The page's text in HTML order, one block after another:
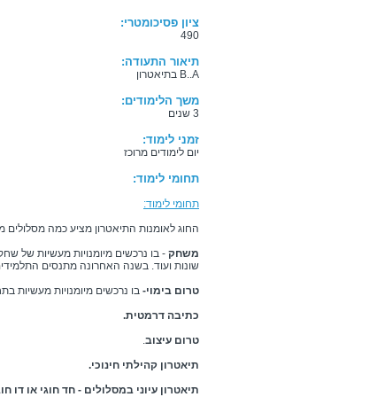
ציון פסיכומטרי:
490
תיאור התעודה:
B..A בתיאטרון
משך הלימודים:
3 שנים
זמני לימוד:
יום לימודים מרוכז
תחומי לימוד:
תחומי לימוד:
החוג לאומנות התיאטרון מציע כמה מסלולים
משחק - בו נרכשים מיומנויות מעשיות של
שונות ועוד. בשנה האחרונה מתנסים
טרום בימוי- בו נרכשים מיומנויות מעשיות
כתיבה דרמטית.
טרום עיצוב.
תיאטרון קהילתי חינוכי.
תיאטרון עיוני במסלולים - חד חוגי או דו